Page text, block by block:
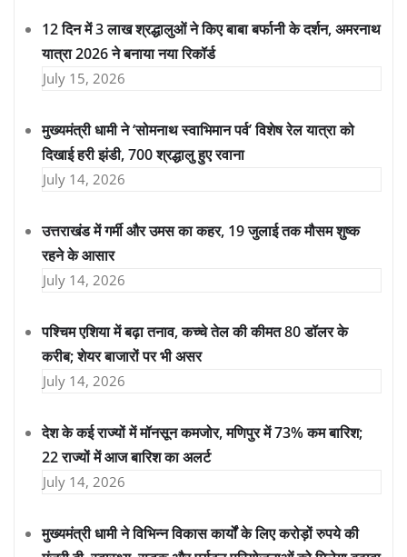
12 दिन में 3 लाख श्रद्धालुओं ने किए बाबा बर्फानी के दर्शन, अमरनाथ
यात्रा 2026 ने बनाया नया रिकॉर्ड
July 15, 2026
मुख्यमंत्री धामी ने ‘सोमनाथ स्वाभिमान पर्व’ विशेष रेल यात्रा को
दिखाई हरी झंडी, 700 श्रद्धालु हुए रवाना
July 14, 2026
उत्तराखंड में गर्मी और उमस का कहर, 19 जुलाई तक मौसम शुष्क
रहने के आसार
July 14, 2026
पश्चिम एशिया में बढ़ा तनाव, कच्चे तेल की कीमत 80 डॉलर के
करीब; शेयर बाजारों पर भी असर
July 14, 2026
देश के कई राज्यों में मॉनसून कमजोर, मणिपुर में 73% कम बारिश;
22 राज्यों में आज बारिश का अलर्ट
July 14, 2026
मुख्यमंत्री धामी ने विभिन्न विकास कार्यों के लिए करोड़ों रुपये की